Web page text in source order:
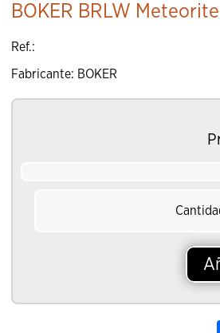
BOKER BRLW
Ref.:
Fabricante: BOKER